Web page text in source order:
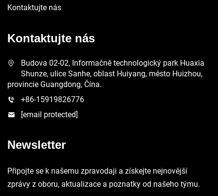
Kontaktujte nás
Kontaktujte nás
Budova 02-02, Informačně technologický park Huaxia
Shunze, ulice Sanhe, oblast Huiyang, město Huizhou,
provincie Guangdong, Čína.
+86-15919826776
[email protected]
Newsletter
Připojte se k našemu zpravodaji a získejte nejnovější
zprávy z oboru, aktualizace a poznatky od našeho týmu.